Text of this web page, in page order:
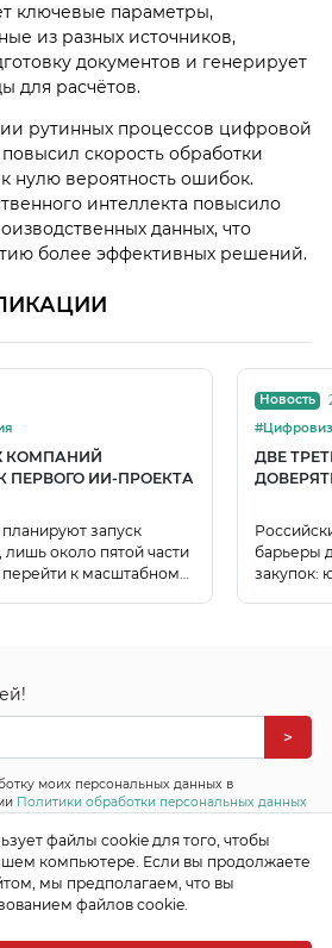
ключевые параметры,
из разных источников,
документов и генерирует
для расчётов.
рутинных процессов цифровой
повысил скорость обработки
нулю вероятность ошибок.
интеллекта повысило
данных, что
более эффективных решений.
КОМПАНИЙ
ПЕРВОГО ИИ-ПРОЕКТА
запуск
около пятой части
к масштабному
Новость
ДВЕ
барьеры
закупок:
>
моих персональных данных в
Политики обработки персональных данных
системы
файлы cookie для того, чтобы
компьютере. Если вы продолжаете
мы предполагаем, что вы
файлов cookie.